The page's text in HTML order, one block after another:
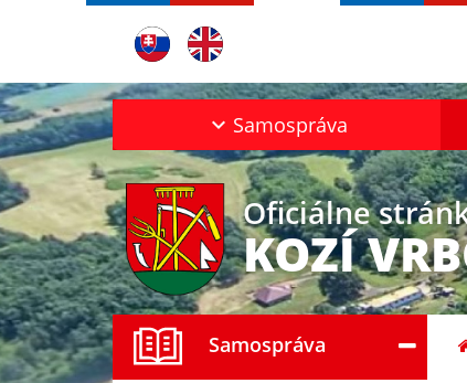
Samospráva
Oficiálne
KOZÍ
Samospráva